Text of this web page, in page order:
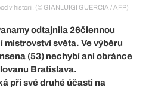
v historii. (© GIANLUIGI GUERCIA / AFP)
odtajnila 26člennou
světa. Ve výběru
(53) nechybí ani obránce
Bratislava.
při své druhé účasti na